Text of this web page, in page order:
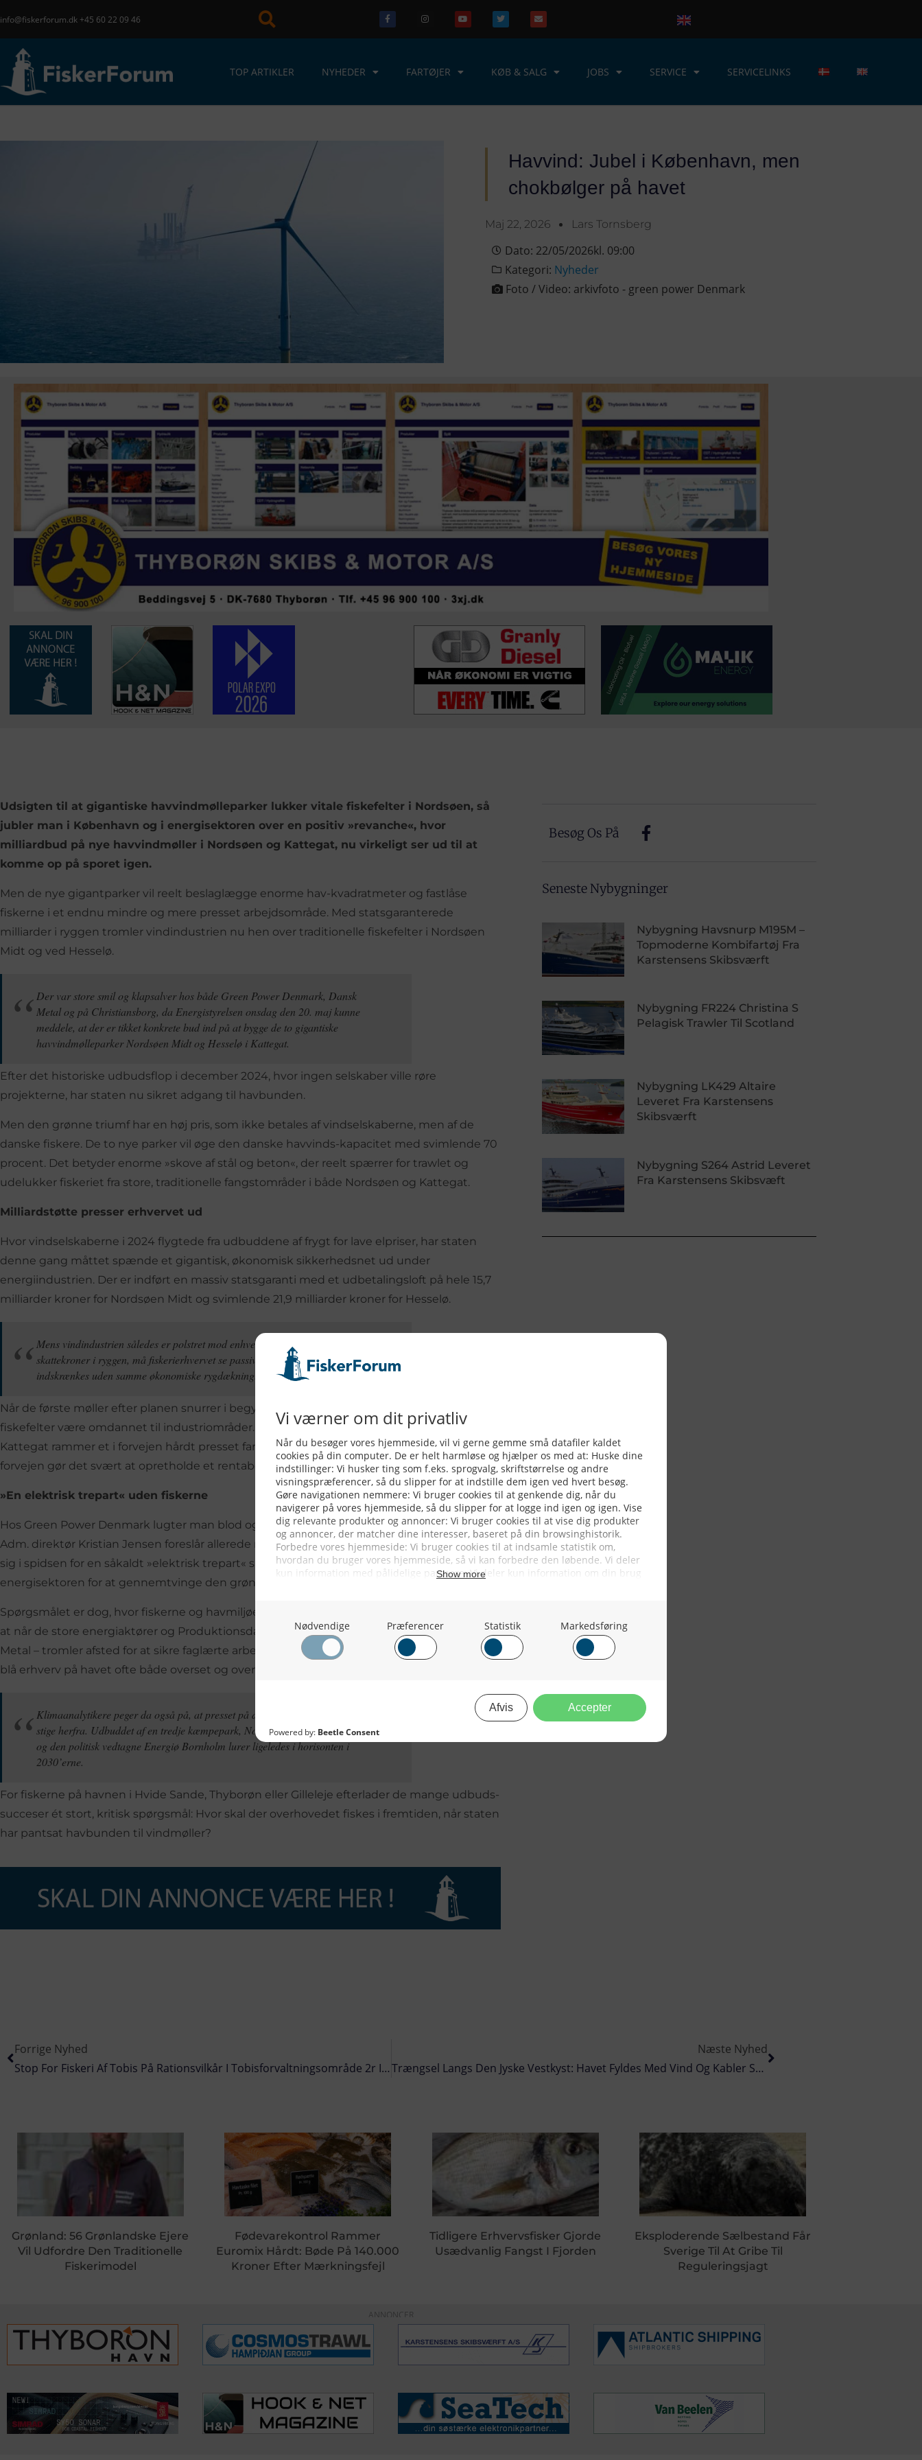
info@fiskerforum.dk +45 60 22 09 46
TOP ARTIKLER NYHEDER FARTØJER KØB & SALG JOBS SERVICE SERVICELINKS
Havvind: Jubel i København, men
chokbølger på havet
Maj 22, 2026 Lars Tornsberg
Dato: 22/05/2026kl. 09:00
Kategori: Nyheder
Foto / Video: arkivfoto - green power Denmark
Udsigten til at gigantiske havvindmølleparker lukker vitale fiskefelter i Nordsøen, så
jubler man i København og i energisektoren over en positiv »revanche«, hvor
milliardbud på nye havvindmøller i Nordsøen og Kattegat, nu virkeligt ser ud til at
komme op på sporet igen.
Men de nye gigantparker vil reelt beslaglægge enorme hav-kvadratmeter og fastlåse
fiskerne i et endnu mindre og mere presset arbejdsområde. Med statsgaranterede
milliarder i ryggen tromler vindindustrien nu hen over traditionelle fiskefelter i Nordsøen
Midt og ved Hesselø.
Der var store smil og klapsalver hos både Green Power Denmark, Dansk
Metal og på Christiansborg, da Energistyrelsen onsdag den 20. maj kunne
meddele, at der er tikket konkrete bud ind på at bygge de to gigantiske
havvindmølleparker Nordsøen Midt og Hesselø i Kattegat.
Efter det historiske udbudsflop i december 2024, hvor ingen selskaber ville røre
projekterne, har staten nu sikret adgang til havbunden.
Men den grønne triumf har en høj pris, som ikke betales af vindselskaberne, men af de
danske fiskere. De to nye parker vil øge den danske havvinds-kapacitet med svimlende 70
procent. Det betyder enorme »skove af stål og beton«, der reelt spærrer for trawlet og
udelukker fiskeriet fra store, traditionelle fangstområder i både Nordsøen og Kattegat.
Milliardstøtte presser erhvervet ud
Hvor vindselskaberne i 2024 flygtede fra udbuddene af frygt for lave elpriser, har staten
denne gang måttet spænde et gigantisk, økonomisk sikkerhedsnet ud under
energiindustrien. Der er indført en massiv statsgaranti med et udbetalingsloft på hele 15,7
milliarder kroner for Nordsøen Midt og svimlende 21,9 milliarder kroner for Hesselø.
Mens vindindustrien således er polstret mod enhver økonomisk risiko med
skattekroner i ryggen, må fiskerierhvervet se passivt til, mens deres råderum
indskrænkes uden samme økonomiske rygdækning.
Når de første møller efter planen snurrer i begyndelsen af 2030’erne, vil store, vitale
fiskefelter være omdannet til industriområder. Særligt placeringen ved Hesselø Ø i
Kattegat rammer et i forvejen hårdt presset farvand, hvor restriktioner, sæler og iltsvind i
forvejen gør det svært at opretholde et rentabelt fiskeri.
»En elektrisk trepart« uden fiskerne
Hos Green Power Denmark lugter man blod og kræver endnu mere fart på ekspansionen.
Adm. direktør Kristian Jensen foreslår allerede nu, at den kommende regering skal sætte
sig i spidsen for en såkaldt »elektrisk trepart« sammen med erhvervslivet og
energisektoren for at gennemtvinge den grønne strøm.
Spørgsmålet er dog, hvor fiskerne og havmiljøet efterlades i den ligning. Erfaringerne viser,
at når de store energiaktører og Produktionsdanmark – anført af organisationer som Dansk
Metal – tromler afsted for at sikre faglærte arbejdspladser på land og i havnene, bliver det
blå erhverv på havet ofte både overset og overhørt.
Klimaanalytikere peger da også på, at presset på de danske farvande kun vil
stige herfra. Udbuddet af en tredje kæmpepark, Nordsøen Syd, ventes i 2028,
og den politisk vedtagne Energiø Bornholm lurer ligeledes i horisonten i
2030’erne.
For fiskerne på havnen i Hvide Sande, Thyborøn eller Gilleleje efterlader de mange udbuds-
succeser ét stort, kritisk spørgsmål: Hvor skal der overhovedet fiskes i fremtiden, når staten
har pantsat havbunden til vindmøller?
Besøg Os På
Seneste Nybygninger
Nybygning Havsnurp M195M –
Topmoderne Kombifartøj Fra
Karstensens Skibsværft
Nybygning FR224 Christina S
Pelagisk Trawler Til Scotland
Nybygning LK429 Altaire
Leveret Fra Karstensens
Skibsværft
Nybygning S264 Astrid Leveret
Fra Karstensens Skibsvæft
Forrige Nyhed
Stop For Fiskeri Af Tobis På Rationsvilkår I Tobisforvaltningsområde 2r I Nordsøen Og Skagerrak
Næste Nyhed
Trængsel Langs Den Jyske Vestkyst: Havet Fyldes Med Vind Og Kabler Samt Havmøller Og Platforme – Mens Fiskerne Presses Ud
Grønland: 56 Grønlandske Ejere
Vil Udfordre Den Traditionelle
Fiskerimodel
Fødevarekontrol Rammer
Euromix Hårdt: Bøde På 140.000
Kroner Efter Mærkningsfejl
Tidligere Erhvervsfisker Gjorde
Usædvanlig Fangst I Fjorden
Eksploderende Sælbestand Får
Sverige Til At Gribe Til
Reguleringsjagt
ANNONCER